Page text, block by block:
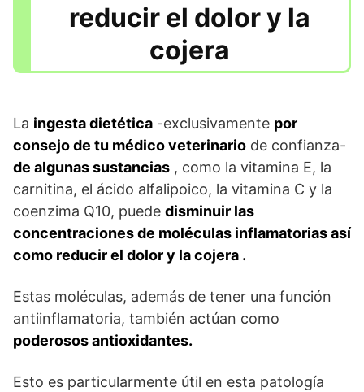
reducir el dolor y la
cojera
La ingesta dietética -exclusivamente por
consejo de tu médico veterinario de confianza-
de algunas sustancias , como la vitamina E, la
carnitina, el ácido alfalipoico, la vitamina C y la
coenzima Q10, puede disminuir las
concentraciones de moléculas inflamatorias así
como reducir el dolor y la cojera .
Estas moléculas, además de tener una función
antiinflamatoria, también actúan como
poderosos antioxidantes.
Esto es particularmente útil en esta patología